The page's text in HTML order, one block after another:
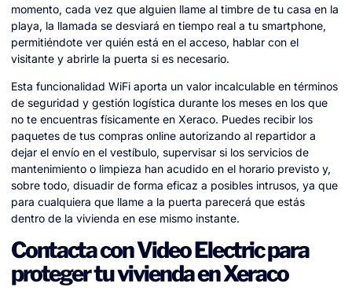
momento, cada vez que alguien llame al timbre de tu casa en la
playa, la llamada se desviará en tiempo real a tu smartphone,
permitiéndote ver quién está en el acceso, hablar con el
visitante y abrirle la puerta si es necesario.
Esta funcionalidad WiFi aporta un valor incalculable en términos
de seguridad y gestión logística durante los meses en los que
no te encuentras físicamente en Xeraco. Puedes recibir los
paquetes de tus compras online autorizando al repartidor a
dejar el envío en el vestíbulo, supervisar si los servicios de
mantenimiento o limpieza han acudido en el horario previsto y,
sobre todo, disuadir de forma eficaz a posibles intrusos, ya que
para cualquiera que llame a la puerta parecerá que estás
dentro de la vivienda en ese mismo instante.
Contacta con Video Electric para
proteger tu vivienda en Xeraco